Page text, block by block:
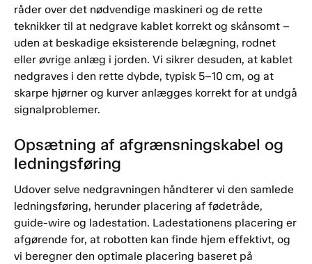
råder over det nødvendige maskineri og de rette
teknikker til at nedgrave kablet korrekt og skånsomt –
uden at beskadige eksisterende belægning, rodnet
eller øvrige anlæg i jorden. Vi sikrer desuden, at kablet
nedgraves i den rette dybde, typisk 5–10 cm, og at
skarpe hjørner og kurver anlægges korrekt for at undgå
signalproblemer.
Opsætning af afgrænsningskabel og
ledningsføring
Udover selve nedgravningen håndterer vi den samlede
ledningsføring, herunder placering af fødetråde,
guide-wire og ladestation. Ladestationens placering er
afgørende for, at robotten kan finde hjem effektivt, og
vi beregner den optimale placering baseret på